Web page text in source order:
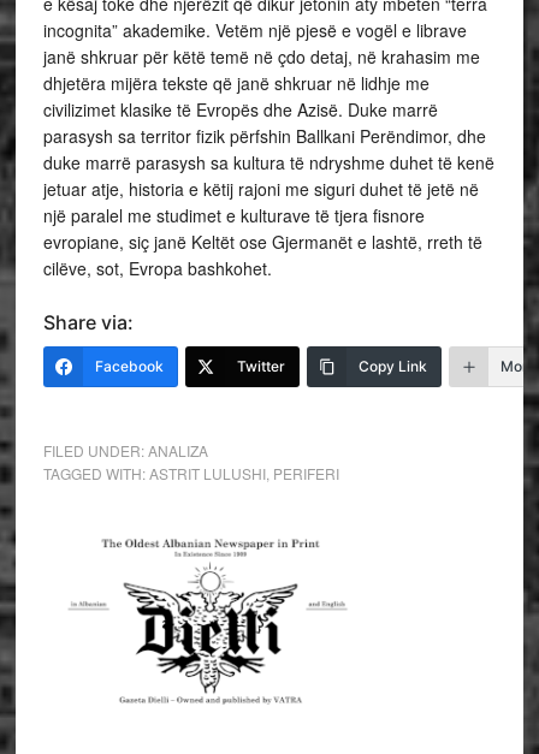
incognita” akademike. Vetëm një pjesë e vogël e librave
janë shkruar për këtë temë në çdo detaj, në krahasim me
dhjetëra mijëra tekste që janë shkruar në lidhje me
civilizimet klasike të Evropës dhe Azisë. Duke marrë
parasysh sa territor fizik përfshin Ballkani Perëndimor, dhe
duke marrë parasysh sa kultura të ndryshme duhet të kenë
jetuar atje, historia e këtij rajoni me siguri duhet të jetë në
një paralel me studimet e kulturave të tjera fisnore
evropiane, siç janë Keltët ose Gjermanët e lashtë, rreth të
cilëve, sot, Evropa bashkohet.
Share via:
Facebook Twitter Copy Link More
FILED UNDER:ANALIZA
TAGGED WITH:ASTRIT LULUSHI, PERIFERI